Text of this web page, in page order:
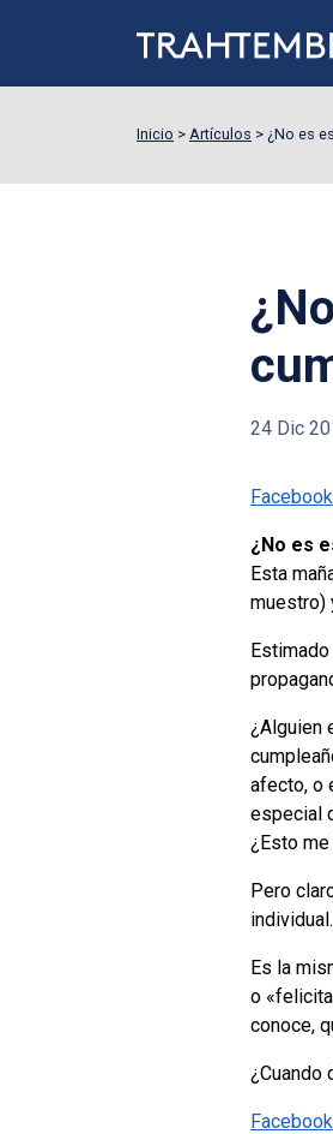
Inicio > Artículos > ¿No es
24 Dic
¿No es
Esta
muestro)
¿Alguien
afecto, o
especial
¿Esto
Pero
individual.
Es la
o
conoce,
¿Cuando